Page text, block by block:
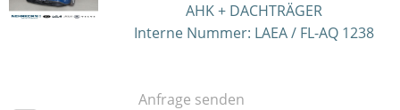
AHK + DACHTRÄGER
Interne Nummer: LAEA / FL-AQ 1238
Anfrage senden